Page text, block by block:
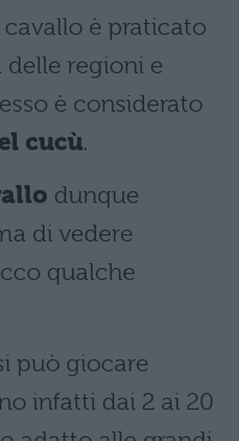
è praticato
delle regioni e
è considerato
cucù.
dunque
di vedere
qualche
può giocare
infatti dai 2 ai 20